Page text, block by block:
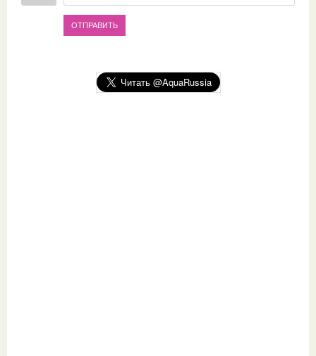
ОТПРАВИТЬ